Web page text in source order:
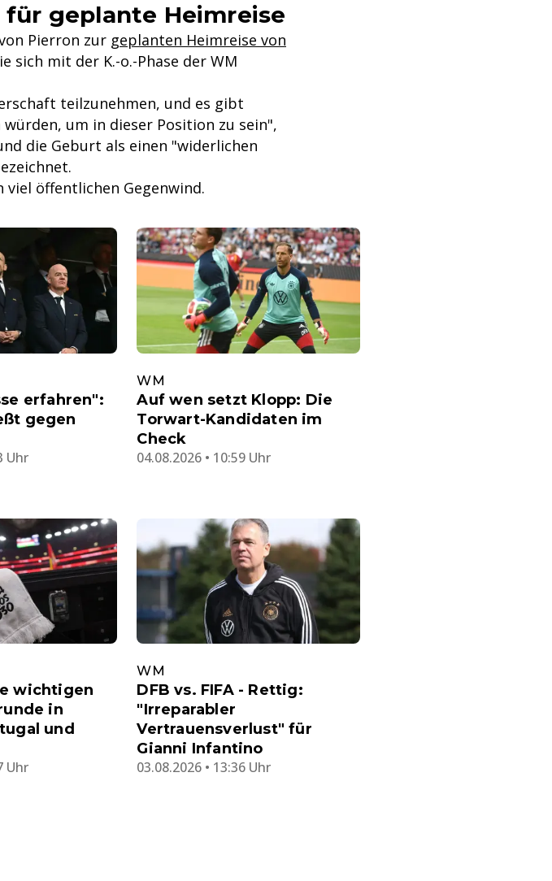
geplante Heimreise
Pierron zur geplanten Heimreise von
sich mit der K.-o.-Phase der WM
teilzunehmen, und es gibt
um in dieser Position zu sein",
die Geburt als einen "widerlichen
viel öffentlichen Gegenwind.
erfahren":
gegen
Uhr
WM
Auf wen setzt Klopp: Die
Torwart-Kandidaten im
Check
04.08.2026 • 10:59 Uhr
wichtigen
in
und
Uhr
WM
DFB vs. FIFA - Rettig:
"Irreparabler
Vertrauensverlust" für
Gianni Infantino
03.08.2026 • 13:36 Uhr